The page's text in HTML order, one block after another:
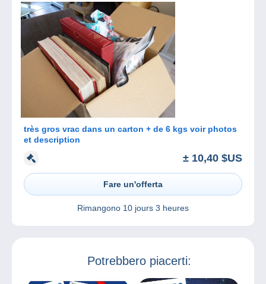
très gros vrac dans un carton + de 6 kgs voir photos
et description
± 10,40 $US
Fare un'offerta
Rimangono 10 jours 3 heures
Potrebbero piacerti: